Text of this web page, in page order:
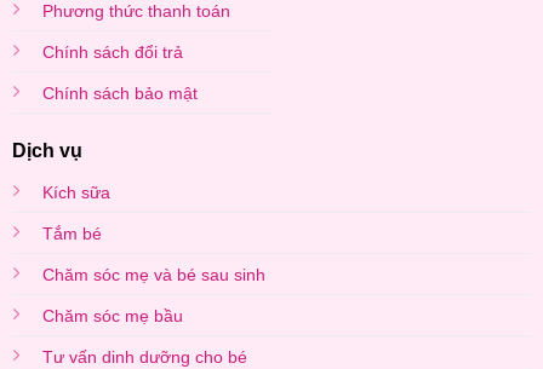
Phương thức thanh toán
Chính sách đổi trả
Chính sách bảo mật
Dịch vụ
Kích sữa
Tắm bé
Chăm sóc mẹ và bé sau sinh
Chăm sóc mẹ bầu
Tư vấn dinh dưỡng cho bé